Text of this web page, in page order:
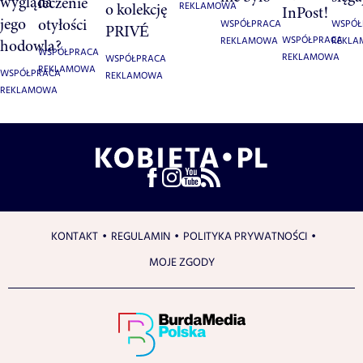
jego
hodowla?
WSPÓŁPRACA
REKLAMOWA
otyłości
WSPÓŁPRACA
REKLAMOWA
o kolekcję
PRIVÉ
WSPÓŁPRACA
REKLAMOWA
REKLAMOWA
WSPÓŁPRACA
REKLAMOWA
InPost!
WSPÓŁPRACA
REKLAMOWA
KONTAKT REGULAMIN
POLITYKA PRYWATNOŚCI
MOJE ZGODY